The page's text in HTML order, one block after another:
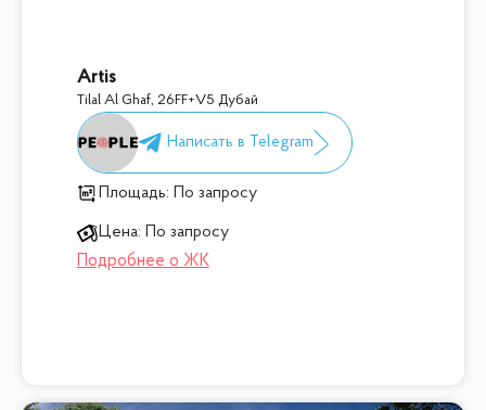
Artis
Tilal Al Ghaf, 26FF+V5 Дубай
Площадь: По запросу
Цена: По запросу